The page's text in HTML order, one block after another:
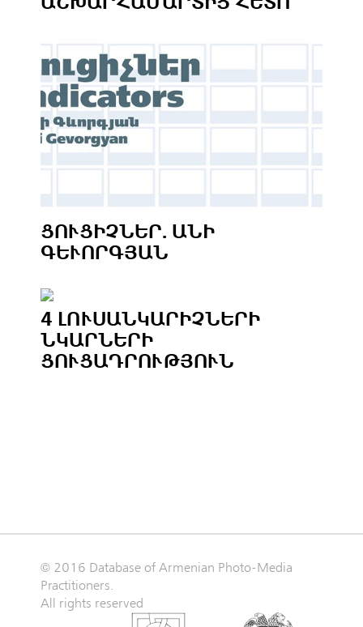
ՑՈՒՑԻՉՆԵՐ. ԱՆԻ
ԳԵՒՈՐԳՅԱՆ
4 ԼՈՒՍԱՆԿԱՐԻՉՆԵՐԻ
ՆԿԱՐՆԵՐԻ
ՑՈՒՑԱԴՐՈՒԹՅՈՒՆ
© 2016 Database of Armenian Photo-Media
Practitioners.
All rights reserved